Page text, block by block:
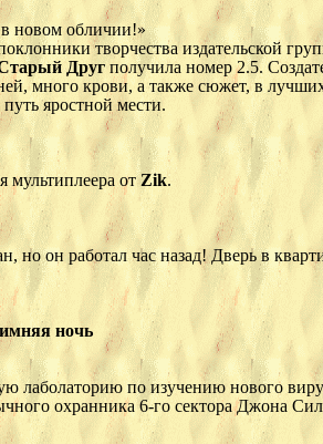
новом обличии!»
творчества издательской
Друг получила номер 2.5.
много крови, а также сюжет, в
яростной мести.
мультиплеера отZik.
он работал час назад! Дверь в
ночь
лаболаторию по изучению нового
охранника 6-го сектора Джона